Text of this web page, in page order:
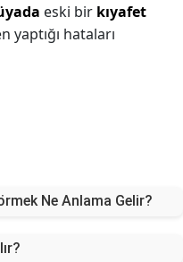
eski bir kıyafet
hataları
Ne Anlama Gelir?